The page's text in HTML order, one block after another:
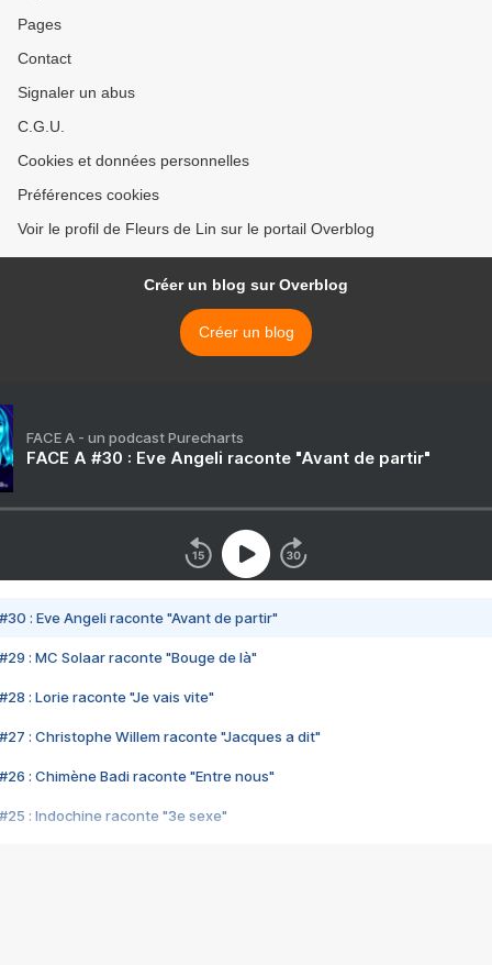
Pages
Contact
Signaler un abus
C.G.U.
Cookies et données personnelles
Préférences cookies
Voir le profil de Fleurs de Lin sur le portail Overblog
Créer un blog sur Overblog
Créer un blog
FACE A - un podcast Purecharts
FACE A #30 : Eve Angeli raconte "Avant de partir"
#30 : Eve Angeli raconte "Avant de partir"
#29 : MC Solaar raconte "Bouge de là"
#28 : Lorie raconte "Je vais vite"
#27 : Christophe Willem raconte "Jacques a dit"
#26 : Chimène Badi raconte "Entre nous"
#25 : Indochine raconte "3e sexe"